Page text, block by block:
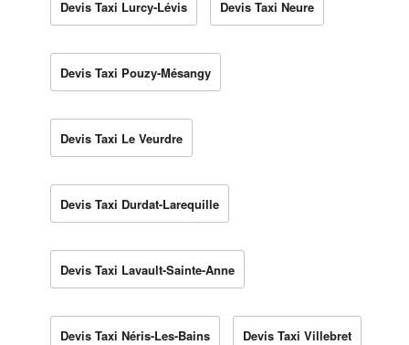
Devis Taxi Lurcy-Lévis Devis Taxi Neure
Devis Taxi Pouzy-Mésangy
Devis Taxi Le Veurdre
Devis Taxi Durdat-Larequille
Devis Taxi Lavault-Sainte-Anne
Devis Taxi Néris-Les-Bains Devis Taxi Villebret